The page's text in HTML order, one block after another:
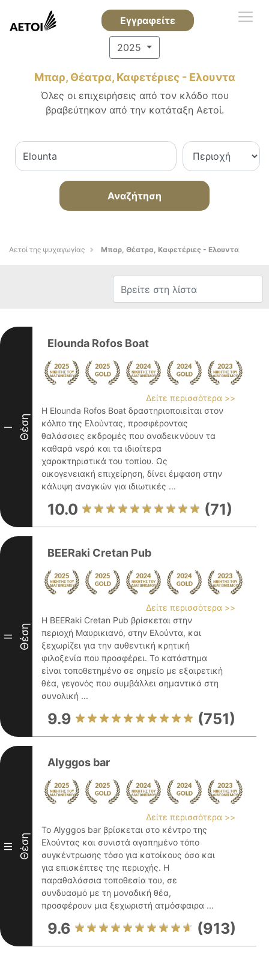
Εγγραφείτε
2025
Μπαρ, Θέατρα, Καφετέριες - Ελουντα
Όλες οι επιχειρήσεις από τον κλάδο που
βραβεύτηκαν από την κατάταξη Αετοί.
Αναζήτηση
Αετοί της ψυχαγωγίας Μπαρ, Θέατρα, Καφετέριες - Ελουντα
I Θέση
Elounda Rofos Boat
Δείτε περισσότερα >>
Η Elounda Rofos Boat δραστηριοποιείται στον
κόλπο της Ελούντας, προσφέροντας
θαλάσσιες εκδρομές που αναδεικνύουν τα
καθαρά νερά και τα ιδιαίτερα
χαρακτηριστικά του τοπίου. Ως
οικογενειακή επιχείρηση, δίνει έμφαση στην
κάλυψη αναγκών για ιδιωτικές ...
10.0 (71)
II Θέση
BEERaki Cretan Pub
Δείτε περισσότερα >>
Η BEERaki Cretan Pub βρίσκεται στην
περιοχή Μαυρικιανό, στην Ελούντα, και
ξεχωρίζει για την αυθεντική κρητική
φιλοξενία που προσφέρει. Το κατάστημα
είναι τοποθετημένο σε σημείο με εξαιρετική
θέα, γεγονός που συμβάλλει σημαντικά στη
συνολική ...
9.9 (751)
III Θέση
Alyggos bar
Δείτε περισσότερα >>
Το Alyggos bar βρίσκεται στο κέντρο της
Ελούντας και συνιστά αγαπημένο τόπο
συγκέντρωσης τόσο για κατοίκους όσο και
για επισκέπτες της περιοχής. Η
παραθαλάσσια τοποθεσία του, σε
συνδυασμό με τη μοναδική θέα,
προσφέρουν μια ξεχωριστή ατμόσφαιρα ...
9.6 (913)